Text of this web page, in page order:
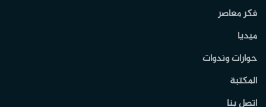
فكر معاصر
ميديا
حوارات وندوات
المكتبة
اتصل بنا